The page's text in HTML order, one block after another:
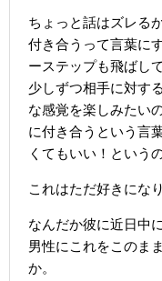
ちょっと話はズレる
付き合うって言葉に
ーステップも飛ばし
少しずつ相手に対す
な感覚を楽しみたい
に付き合うという言
くてもいい！という
これはただ好きにな
なんだか彼に近日中
男性にこれをこのま
か。